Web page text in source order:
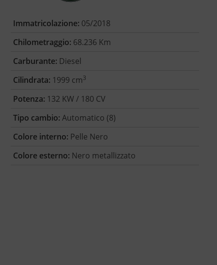
Immatricolazione: 05/2018
Chilometraggio: 68.236 Km
Carburante: Diesel
Cilindrata: 1999 cm3
Potenza: 132 KW / 180 CV
Tipo cambio: Automatico (8)
Colore interno: Pelle Nero
Colore esterno: Nero metallizzato